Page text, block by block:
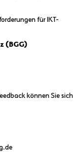
für IKT-
(BGG)
können Sie sich